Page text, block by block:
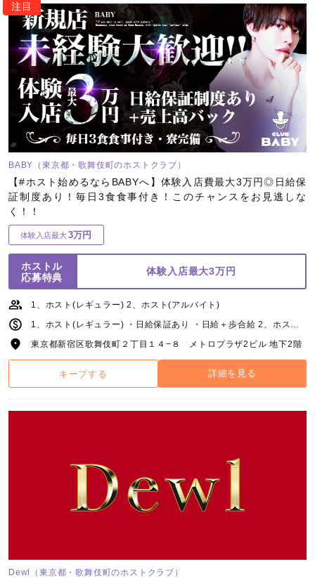
注目
BABY（東京都・歌舞伎町のホストクラブ）
【#ホスト始めるならBABYへ】体験入店費最大3万円◎日給保
証制度あり！毎日3食食事付き！このチャンスをお見逃しな
く！！
体験入店最大3万円
ホストル
応募特典
体験入店最大3万円
1、ホスト(レギュラー) 2、ホスト(アルバイト)
東京都新宿区歌舞伎町２丁目１４−８ メトロプラザ2ビル 地下2階
キープする 詳細を見る
Dewl（東京都・歌舞伎町のホストクラブ）